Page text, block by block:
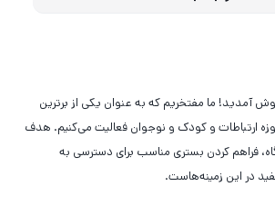
آمدید! ما مفتخریم که به عنوان یکی از برترین
ارتباطات و کودک و نوجوان فعالیت می‌کنیم. هدف
فراهم کردن بستری مناسب برای دسترسی به
در این زمینه‌هاست.